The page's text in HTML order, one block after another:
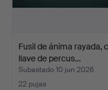
Fusil de ánima rayada,
llave de percus…
Subastado 10 jun 2026
22 pujas